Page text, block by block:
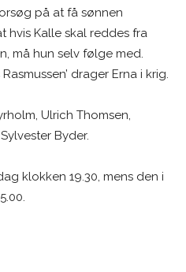
på at få sønnen
hvis Kalle skal reddes fra
må hun selv følge med.
drager Erna i krig.
Ulrich Thomsen,
Byder.
klokken 19.30, mens den i